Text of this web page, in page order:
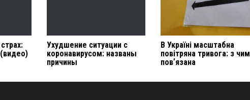
Ухудшение ситуации с
коронавирусом: названы
причины
В Україні масштабна
повітряна тривога: з чим
повʼязана